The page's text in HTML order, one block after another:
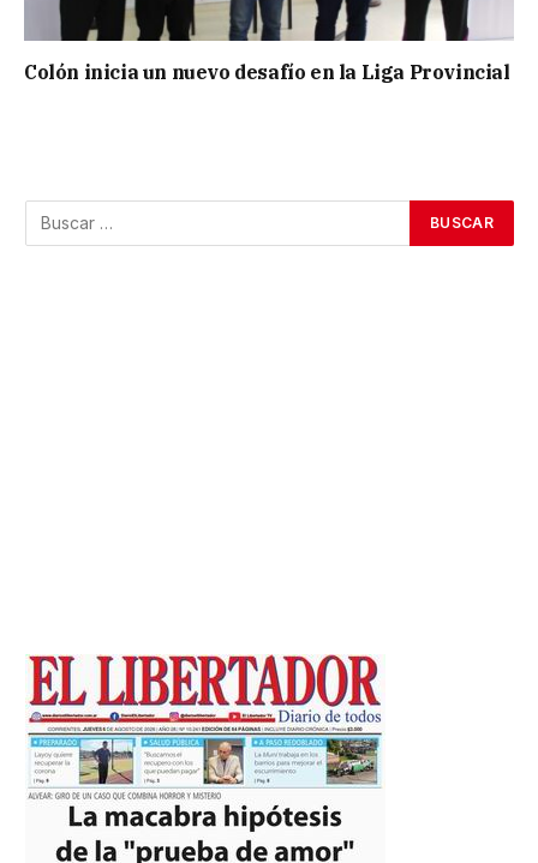
Colón inicia un nuevo desafío en la Liga Provincial